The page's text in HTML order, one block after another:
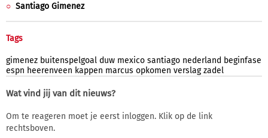
Santiago Gimenez
Tags
gimenez buitenspelgoal duw mexico santiago nederland beginfase
espn heerenveen kappen marcus opkomen verslag zadel
Wat vind jij van dit nieuws?
Om te reageren moet je eerst inloggen. Klik op de link
rechtsboven.